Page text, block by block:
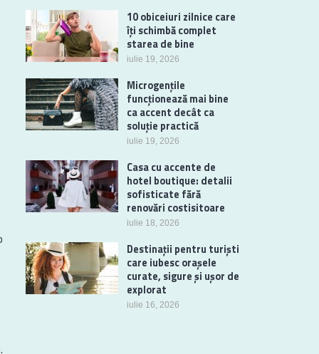
10 obiceiuri zilnice care
îți schimbă complet
starea de bine
iulie 19, 2026
Microgențile
funcționează mai bine
ca accent decât ca
soluție practică
iulie 19, 2026
Casa cu accente de
hotel boutique: detalii
sofisticate fără
renovări costisitoare
iulie 18, 2026
Destinații pentru turiști
care iubesc orașele
curate, sigure și ușor de
explorat
iulie 16, 2026